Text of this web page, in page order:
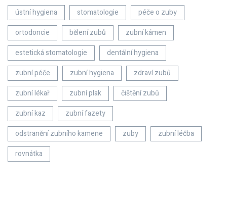
ústní hygiena stomatologie
péče o zuby
ortodoncie
bělení zubů
zubní kámen
estetická stomatologie
dentální hygiena
zubní péče
zubní hygiena
zdraví zubů
zubní lékař
zubní plak
čištění zubů
zubní kaz
zubní fazety
odstranění zubního kamene
zuby
zubní léčba
rovnátka